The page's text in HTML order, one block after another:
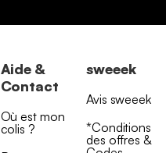
Aide &
Contact
Où est mon
colis ?
sweeek
Avis sweeek
*Conditions
des offres &